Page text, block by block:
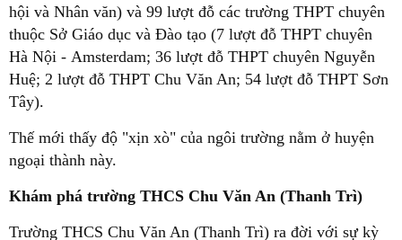
hội và Nhân văn) và 99 lượt đỗ các trường THPT chuyên
thuộc Sở Giáo dục và Đào tạo (7 lượt đỗ THPT chuyên
Hà Nội - Amsterdam; 36 lượt đỗ THPT chuyên Nguyễn
Huệ; 2 lượt đỗ THPT Chu Văn An; 54 lượt đỗ THPT Sơn
Tây).
Thế mới thấy độ "xịn xò" của ngôi trường nằm ở huyện
ngoại thành này.
Khám phá trường THCS Chu Văn An (Thanh Trì)
Trường THCS Chu Văn An (Thanh Trì) ra đời với sự kỳ